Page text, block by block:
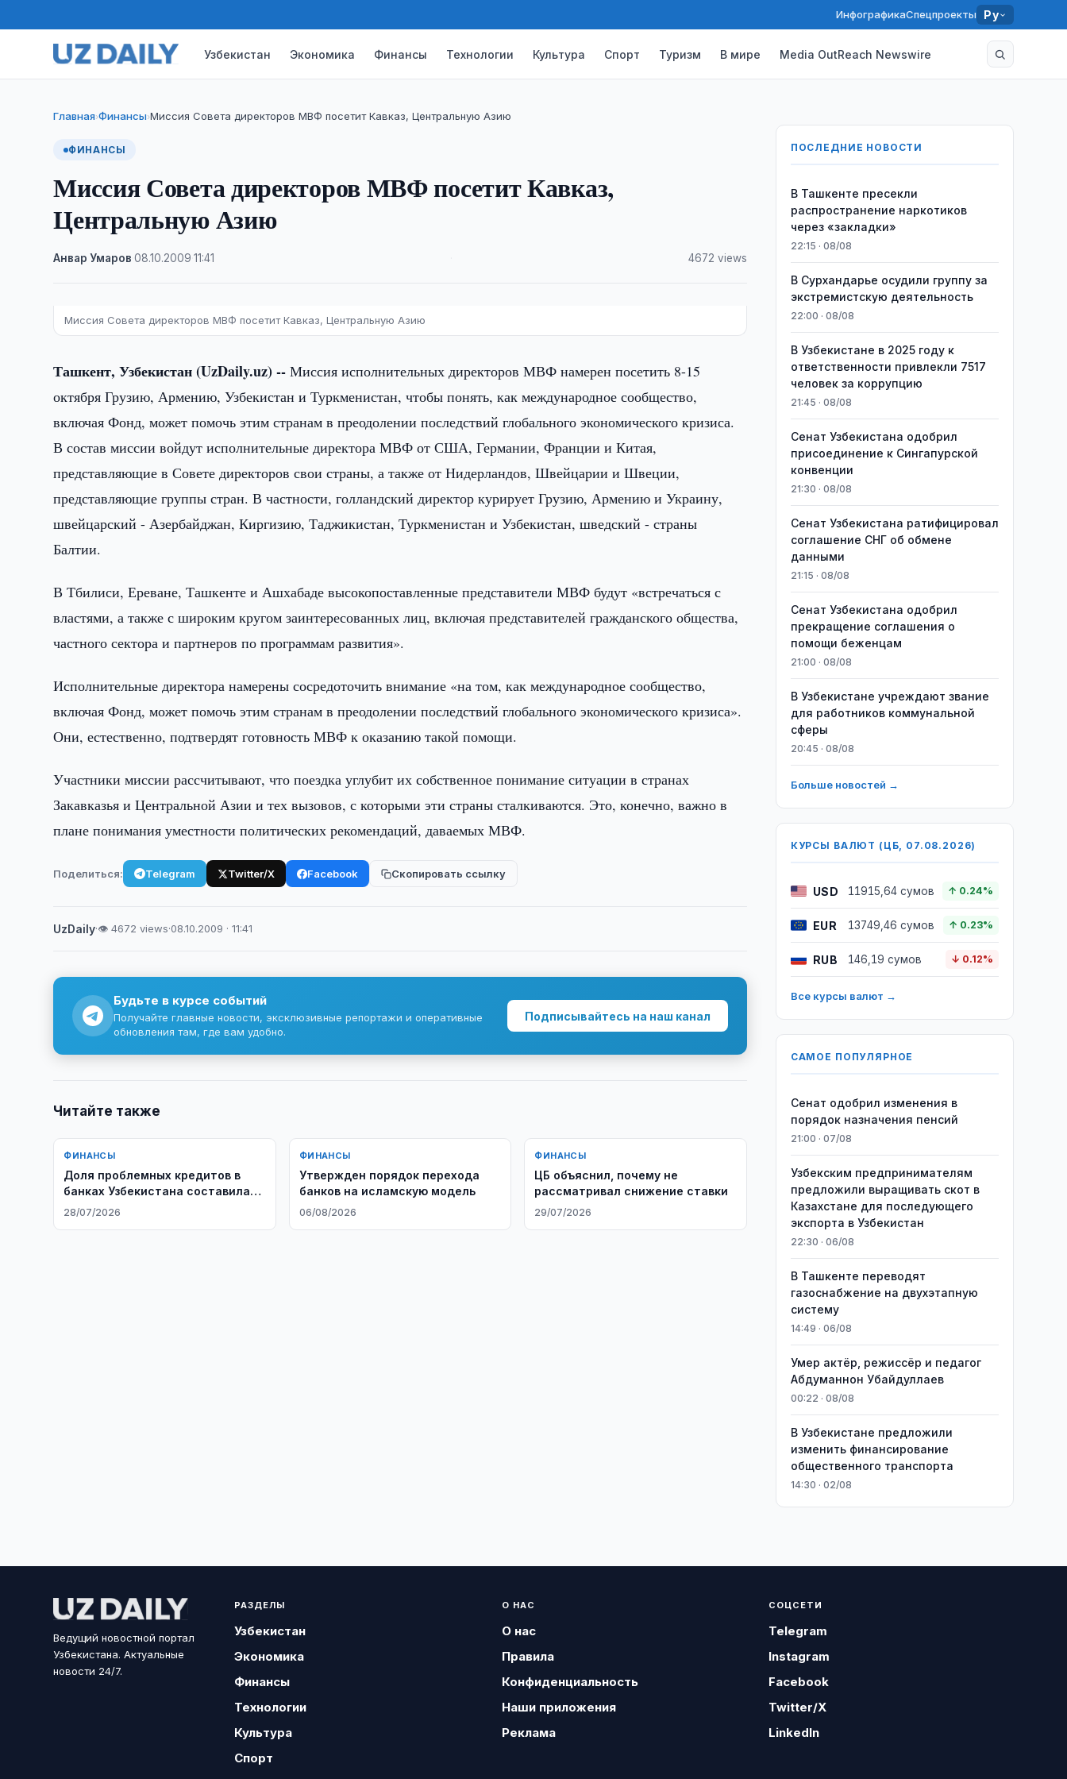
ИнфографикаСпецпроекты Ру
Узбекистан Экономика Финансы Технологии Культура Спорт Туризм В мире Media OutReach Newswire
Главная›Финансы›Миссия Совета директоров МВФ посетит Кавказ, Центральную Азию
ФИНАНСЫ
Миссия Совета директоров МВФ посетит Кавказ,
Центральную Азию
Анвар Умаров ·08.10.2009 ·11:41 4672 views
Миссия Совета директоров МВФ посетит Кавказ, Центральную Азию
Ташкент, Узбекистан (UzDaily.uz) -- Миссия исполнительных директоров МВФ намерен посетить 8-15
октября Грузию, Армению, Узбекистан и Туркменистан, чтобы понять, как международное сообщество,
включая Фонд, может помочь этим странам в преодолении последствий глобального экономического кризиса.
В состав миссии войдут исполнительные директора МВФ от США, Германии, Франции и Китая,
представляющие в Совете директоров свои страны, а также от Нидерландов, Швейцарии и Швеции,
представляющие группы стран. В частности, голландский директор курирует Грузию, Армению и Украину,
швейцарский - Азербайджан, Киргизию, Таджикистан, Туркменистан и Узбекистан, шведский - страны
Балтии.
В Тбилиси, Ереване, Ташкенте и Ашхабаде высокопоставленные представители МВФ будут «встречаться с
властями, а также с широким кругом заинтересованных лиц, включая представителей гражданского общества,
частного сектора и партнеров по программам развития».
Исполнительные директора намерены сосредоточить внимание «на том, как международное сообщество,
включая Фонд, может помочь этим странам в преодолении последствий глобального экономического кризиса».
Они, естественно, подтвердят готовность МВФ к оказанию такой помощи.
Участники миссии рассчитывают, что поездка углубит их собственное понимание ситуации в странах
Закавказья и Центральной Азии и тех вызовов, с которыми эти страны сталкиваются. Это, конечно, важно в
плане понимания уместности политических рекомендаций, даваемых МВФ.
Поделиться: Telegram Twitter/X Facebook Скопировать ссылку
UzDaily·👁 4672 views·08.10.2009 · 11:41
Будьте в курсе событий
Получайте главные новости, эксклюзивные репортажи и оперативные
обновления там, где вам удобно.
Подписывайтесь на наш канал
Читайте также
ФИНАНСЫ
Доля проблемных кредитов в
банках Узбекистана составила
3,6 %
28/07/2026
ФИНАНСЫ
Утвержден порядок перехода
банков на исламскую модель
06/08/2026
ФИНАНСЫ
ЦБ объяснил, почему не
рассматривал снижение ставки
29/07/2026
ПОСЛЕДНИЕ НОВОСТИ
В Ташкенте пресекли
распространение наркотиков
через «закладки»
22:15 · 08/08
В Сурхандарье осудили группу за
экстремистскую деятельность
22:00 · 08/08
В Узбекистане в 2025 году к
ответственности привлекли 7517
человек за коррупцию
21:45 · 08/08
Сенат Узбекистана одобрил
присоединение к Сингапурской
конвенции
21:30 · 08/08
Сенат Узбекистана ратифицировал
соглашение СНГ об обмене
данными
21:15 · 08/08
Сенат Узбекистана одобрил
прекращение соглашения о
помощи беженцам
21:00 · 08/08
В Узбекистане учреждают звание
для работников коммунальной
сферы
20:45 · 08/08
Больше новостей →
КУРСЫ ВАЛЮТ (ЦБ, 07.08.2026)
USD 11915,64 сумов ↑ 0.24%
EUR 13749,46 сумов ↑ 0.23%
RUB 146,19 сумов ↓ 0.12%
Все курсы валют →
САМОЕ ПОПУЛЯРНОЕ
Сенат одобрил изменения в
порядок назначения пенсий
21:00 · 07/08
Узбекским предпринимателям
предложили выращивать скот в
Казахстане для последующего
экспорта в Узбекистан
22:30 · 06/08
В Ташкенте переводят
газоснабжение на двухэтапную
систему
14:49 · 06/08
Умер актёр, режиссёр и педагог
Абдуманнон Убайдуллаев
00:22 · 08/08
В Узбекистане предложили
изменить финансирование
общественного транспорта
14:30 · 02/08
Ведущий новостной портал
Узбекистана. Актуальные
новости 24/7.
РАЗДЕЛЫ
Узбекистан
Экономика
Финансы
Технологии
Культура
Спорт
О НАС
О нас
Правила
Конфиденциальность
Наши приложения
Реклама
СОЦСЕТИ
Telegram
Instagram
Facebook
Twitter/X
LinkedIn